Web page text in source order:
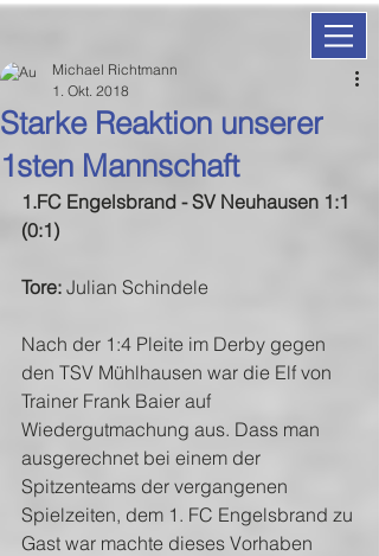
Starke Reaktion unserer
1sten Mannschaft
Michael Richtmann
1. Okt. 2018
1.FC Engelsbrand - SV Neuhausen 1:1
(0:1)
Tore: Julian Schindele
Nach der 1:4 Pleite im Derby gegen
den TSV Mühlhausen war die Elf von
Trainer Frank Baier auf
Wiedergutmachung aus. Dass man
ausgerechnet bei einem der
Spitzenteams der vergangenen
Spielzeiten, dem 1. FC Engelsbrand zu
Gast war machte dieses Vorhaben